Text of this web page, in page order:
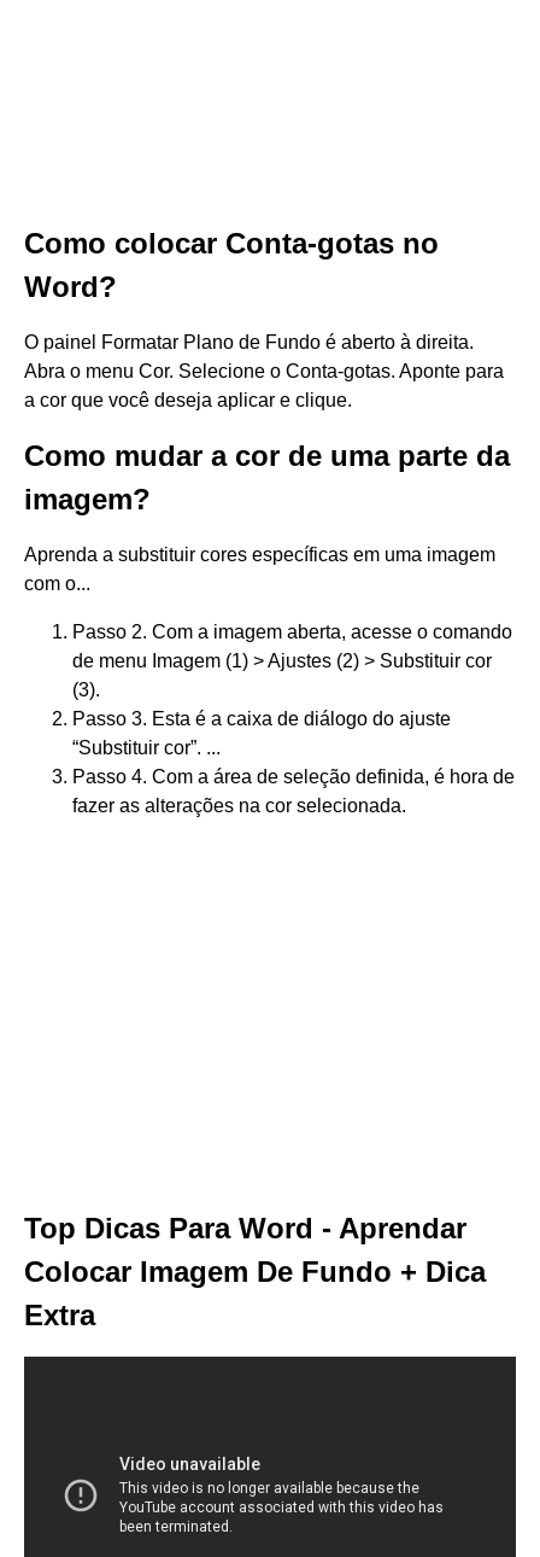
Como colocar Conta-gotas no
Word?
O painel Formatar Plano de Fundo é aberto à direita.
Abra o menu Cor. Selecione o Conta-gotas. Aponte para
a cor que você deseja aplicar e clique.
Como mudar a cor de uma parte da
imagem?
Aprenda a substituir cores específicas em uma imagem
com o...
Passo 2. Com a imagem aberta, acesse o comando
de menu Imagem (1) > Ajustes (2) > Substituir cor
(3).
Passo 3. Esta é a caixa de diálogo do ajuste
“Substituir cor”. ...
Passo 4. Com a área de seleção definida, é hora de
fazer as alterações na cor selecionada.
Top Dicas Para Word - Aprendar
Colocar Imagem De Fundo + Dica
Extra